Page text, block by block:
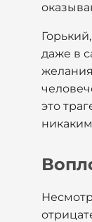
даже в
это